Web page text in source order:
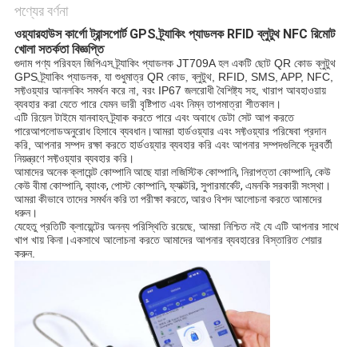
পণ্যের বর্ণনা
ওয়্যারহাউস কার্গো ট্রান্সপোর্ট GPS ট্র্যাকিং প্যাডলক RFID ব্লুটুথ NFC রিমোট
খোলা সতর্কতা বিজ্ঞপ্তি
গুদাম পণ্য পরিবহন জিপিএস ট্র্যাকিং প্যাডলক JT709A হল একটি ছোট QR কোড ব্লুটুথ
GPS ট্র্যাকিং প্যাডলক, যা শুধুমাত্র QR কোড, ব্লুটুথ, RFID, SMS, APP, NFC,
সফ্টওয়্যার আনলকিং সমর্থন করে না, বরং IP67 জলরোধী বৈশিষ্ট্য সহ, খারাপ আবহাওয়ায়
ব্যবহার করা যেতে পারে যেমন ভারী বৃষ্টিপাত এবং নিম্ন তাপমাত্রা শীতকাল।
এটি রিয়েল টাইমে যানবাহন ট্র্যাক করতে পারে এবং অবাধে ডেটা সেট আপ করতে
পারেআপলোডঅনুরোধ হিসাবে ব্যবধান।আমরা হার্ডওয়্যার এবং সফ্টওয়্যার পরিষেবা প্রদান
করি, আপনার সম্পদ রক্ষা করতে হার্ডওয়্যার ব্যবহার করি এবং আপনার সম্পদগুলিকে দূরবর্তী
নিয়ন্ত্রণে সফ্টওয়্যার ব্যবহার করি।
আমাদের অনেক ক্লায়েন্ট কোম্পানি আছে যারা লজিস্টিক কোম্পানি, নিরাপত্তা কোম্পানি, কেউ
কেউ বীমা কোম্পানি, ব্যাংক, পোস্ট কোম্পানি, ফ্যাক্টরি, সুপারমার্কেট, এমনকি সরকারী সংস্থা।
আমরা কীভাবে তাদের সমর্থন করি তা পরীক্ষা করতে, আরও বিশদ আলোচনা করতে আমাদের
ধরুন।
যেহেতু প্রতিটি ক্লায়েন্টের অনন্য পরিস্থিতি রয়েছে, আমরা নিশ্চিত নই যে এটি আপনার সাথে
খাপ খায় কিনা।একসাথে আলোচনা করতে আমাদের আপনার ব্যবহারের বিস্তারিত শেয়ার
করুন.